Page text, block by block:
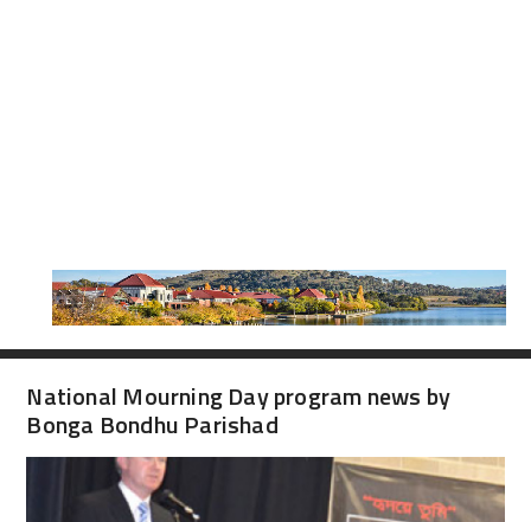
National Mourning Day program news by
Bonga Bondhu Parishad